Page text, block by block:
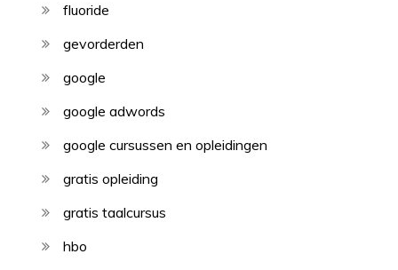
fluoride
gevorderden
google
google adwords
google cursussen en opleidingen
gratis opleiding
gratis taalcursus
hbo